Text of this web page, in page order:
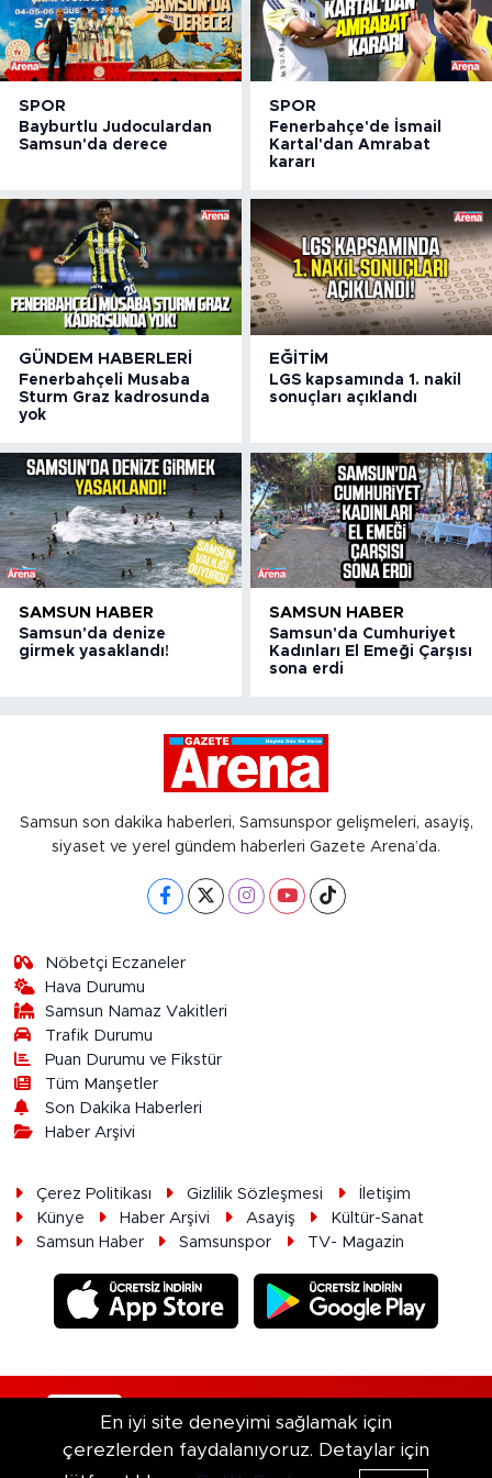
SPOR
Bayburtlu Judoculardan
Samsun'da derece
SPOR
Fenerbahçe'de İsmail
Kartal'dan Amrabat
kararı
GÜNDEM HABERLERI
Fenerbahçeli Musaba
Sturm Graz kadrosunda
yok
EĞITIM
LGS kapsamında 1. nakil
sonuçları açıklandı
SAMSUN HABER
Samsun'da denize
girmek yasaklandı!
SAMSUN HABER
Samsun'da Cumhuriyet
Kadınları El Emeği Çarşısı
sona erdi
Samsun son dakika haberleri, Samsunspor gelişmeleri, asayiş,
siyaset ve yerel gündem haberleri Gazete Arena’da.
Nöbetçi Eczaneler
Hava Durumu
Samsun Namaz Vakitleri
Trafik Durumu
Puan Durumu ve Fikstür
Tüm Manşetler
Son Dakika Haberleri
Haber Arşivi
Çerez Politikası Gizlilik Sözleşmesi
İletişim
Künye
Haber Arşivi Asayiş
Kültür-Sanat
Samsun Haber
Samsunspor TV- Magazin
En iyi site deneyimi sağlamak için
çerezlerden faydalanıyoruz. Detaylar için